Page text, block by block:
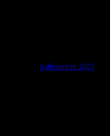
5 décembre 2025